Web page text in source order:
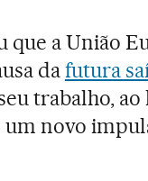
a União
dafutura
trabalho,
novo